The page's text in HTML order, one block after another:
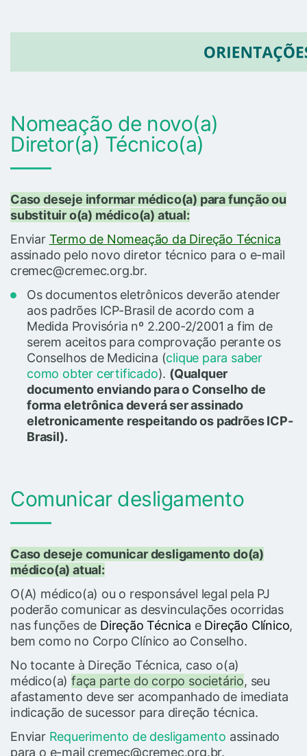
Nomeação de novo(a)
Diretor(a) Técnico(a)
Caso deseje informar médico(a) para função ou
substituir o(a) médico(a) atual:
Enviar Termo de Nomeação da Direção Técnica
assinado pelo novo diretor técnico para o e-mail
cremec@cremec.org.br.
Os documentos eletrônicos deverão atender
aos padrões ICP-Brasil de acordo com a
Medida Provisória nº 2.200-2/2001 a fim de
serem aceitos para comprovação perante os
Conselhos de Medicina (clique para saber
como obter certificado). (Qualquer
documento enviando para o Conselho de
forma eletrônica deverá ser assinado
eletronicamente respeitando os padrões ICP-
Brasil).
Comunicar desligamento
Caso deseje comunicar desligamento do(a)
médico(a) atual:
O(A) médico(a) ou o responsável legal pela PJ
poderão comunicar as desvinculações ocorridas
nas funções de Direção Técnica e Direção Clínico,
bem como no Corpo Clínico ao Conselho.
No tocante à Direção Técnica, caso o(a)
médico(a)faça parte do corpo societário, seu
afastamento deve ser acompanhado de imediata
indicação de sucessor para direção técnica.
Enviar Requerimento de desligamento assinado
para o e-mail cremec@cremec.org.br.